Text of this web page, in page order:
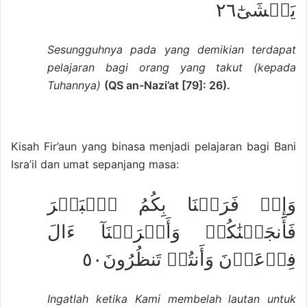
يَخۡشَىٰٓ٢٦
Sesungguhnya pada yang demikian terdapat
pelajaran bagi orang yang takut (kepada
Tuhannya) (QS an-Nazi’at [79]: 26).
Kisah Fir’aun yang binasa menjadi pelajaran bagi Bani
Isra’il dan umat sepanjang masa:
وَإِذۡ فَرَقۡنَا بِكُمُ ٱلۡبَحۡرَ
فَأَنجَيۡنَٰكُمۡ وَأَغۡرَقۡنَآ ءَالَ
فِرۡعَوۡنَ وَأَنتُمۡ تَنظُرُونَ٥٠
Ingatlah ketika Kami membelah lautan untuk